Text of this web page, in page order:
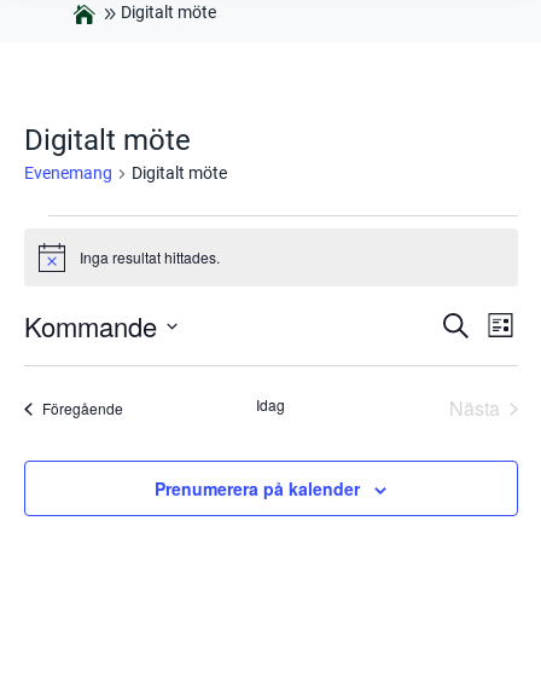
Digitalt möte
Digitalt möte
Evenemang Digitalt möte
Notis Inga resultat hittades.
Search
and
Views
Sök
Lista
Kommande
Välj
FöregåendeEvenemang Idag
Nästa
Prenumerera på kalender